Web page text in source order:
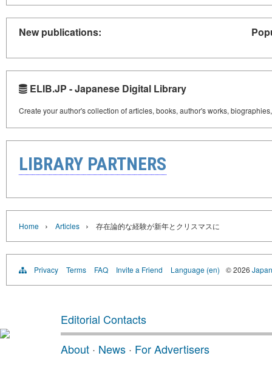
New publications:
ELIB.JP - Japanese Digital Library
Create your author's collection of articles, books, author's works,
LIBRARY PARTNERS
Home › Articles › 存在論的な経験が新年とクリスマスに
Privacy Terms FAQ Invite a Friend Language (en) © 2026
Editorial Contacts
About · News · For Advertisers